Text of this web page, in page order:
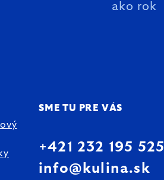
ako rok
SME TU PRE VÁS
+421 232 195 525
info@kulina.sk